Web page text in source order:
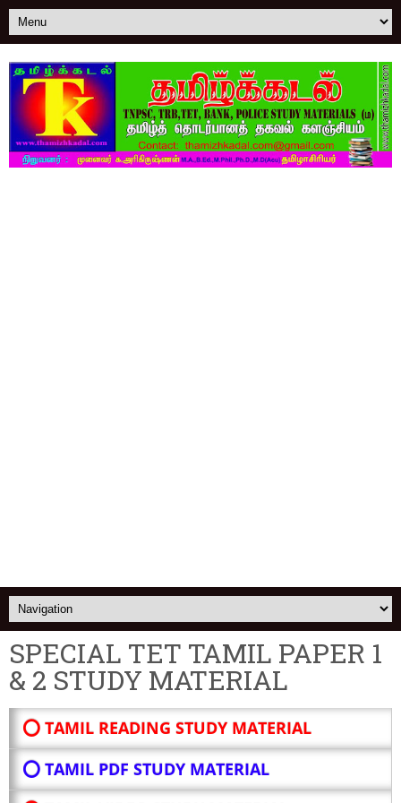
SPECIAL TET TAMIL PAPER 1
& 2 STUDY MATERIAL
⭕ TAMIL READING STUDY MATERIAL
⭕ TAMIL PDF STUDY MATERIAL